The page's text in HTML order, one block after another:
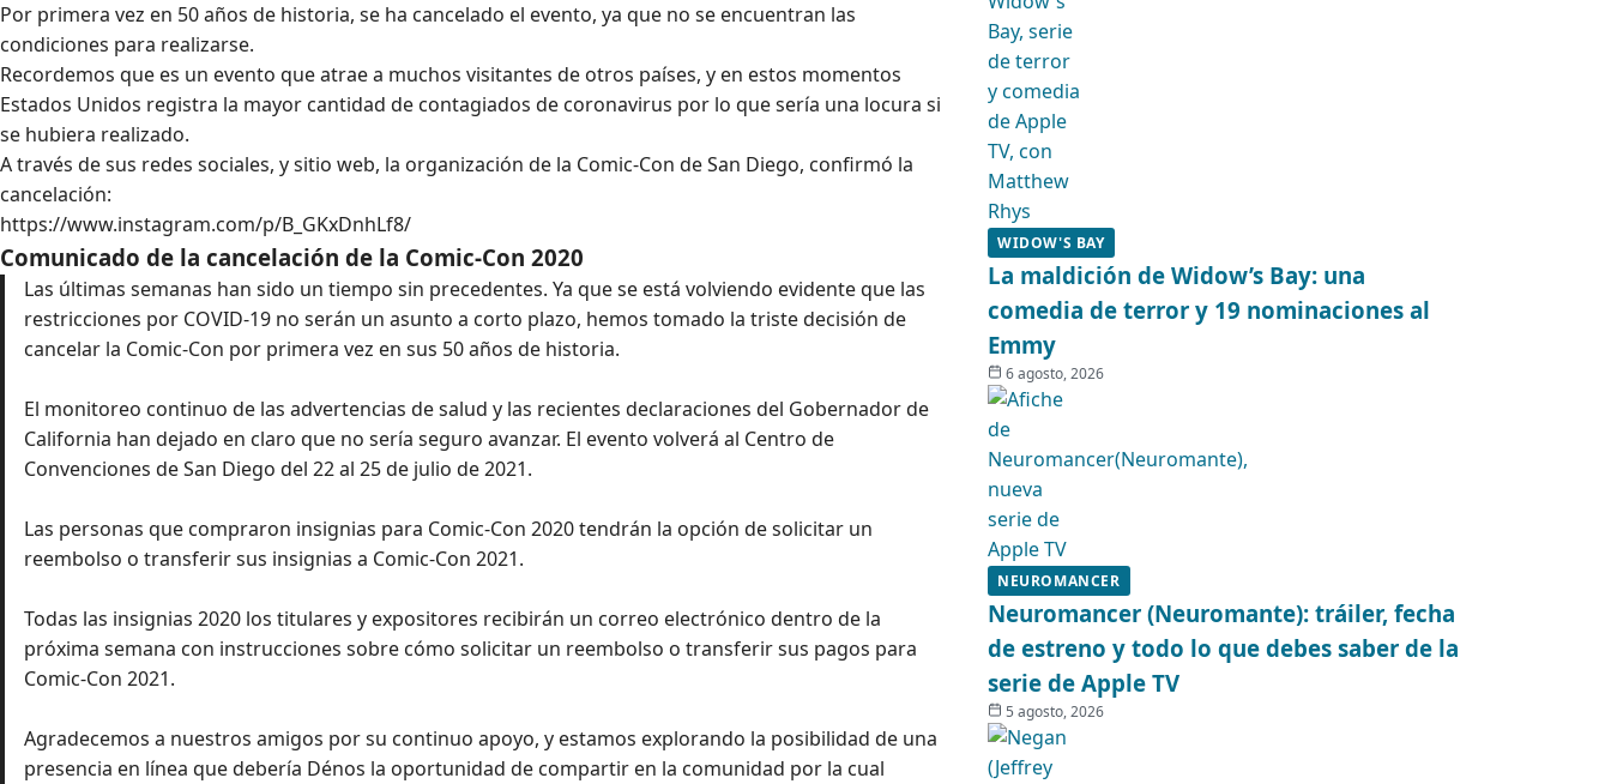
Por primera vez en 50 años de historia, se ha cancelado el evento, ya que no se encuentran las
condiciones para realizarse.
Recordemos que es un evento que atrae a muchos visitantes de otros países, y en estos momentos
Estados Unidos registra la mayor cantidad de contagiados de coronavirus por lo que sería una locura si
se hubiera realizado.
A través de sus redes sociales, y sitio web, la organización de la Comic-Con de San Diego, confirmó la
cancelación:
https://www.instagram.com/p/B_GKxDnhLf8/
Comunicado de la cancelación de la Comic-Con 2020
Las últimas semanas han sido un tiempo sin precedentes. Ya que se está volviendo evidente que las
restricciones por COVID-19 no serán un asunto a corto plazo, hemos tomado la triste decisión de
cancelar la Comic-Con por primera vez en sus 50 años de historia.
El monitoreo continuo de las advertencias de salud y las recientes declaraciones del Gobernador de
California han dejado en claro que no sería seguro avanzar. El evento volverá al Centro de
Convenciones de San Diego del 22 al 25 de julio de 2021.
Las personas que compraron insignias para Comic-Con 2020 tendrán la opción de solicitar un
reembolso o transferir sus insignias a Comic-Con 2021.
Todas las insignias 2020 los titulares y expositores recibirán un correo electrónico dentro de la
próxima semana con instrucciones sobre cómo solicitar un reembolso o transferir sus pagos para
Comic-Con 2021.
Agradecemos a nuestros amigos por su continuo apoyo, y estamos explorando la posibilidad de una
presencia en línea que debería Dénos la oportunidad de compartir en la comunidad por la cual
WIDOW'S BAY
La maldición de Widow’s Bay: una
comedia de terror y 19 nominaciones al
Emmy
6 agosto, 2026
NEUROMANCER
Neuromancer (Neuromante): tráiler, fecha
de estreno y todo lo que debes saber de la
serie de Apple TV
5 agosto, 2026